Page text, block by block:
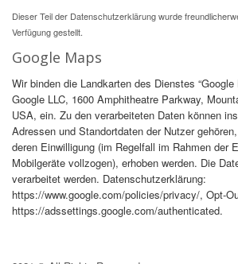
Dieser Teil der Datenschutzerklärung wurde
Verfügung gestellt.
Google Maps
Wir binden die Landkarten des Dienstes
Google LLC, 1600 Amphitheatre Parkway,
USA, ein. Zu den verarbeiteten Daten können
Adressen und Standortdaten der Nutzer
deren Einwilligung (im Regelfall im Rahmen der
Mobilgeräte vollzogen), erhoben werden. Die
verarbeitet werden. Datenschutzerklärung:
https://www.google.com/policies/privacy/, Opt-
https://adssettings.google.com/authenticated.